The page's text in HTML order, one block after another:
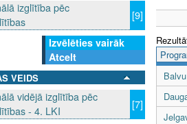
izglītība pēc
[9]
Izvēlēties vairāk
Atcelt
VEIDS
vidējā izglītība pēc
- 4. LKI
[7]